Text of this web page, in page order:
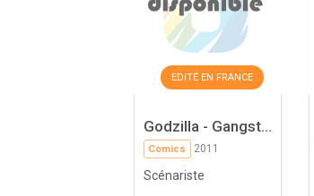
EDITÉ EN FRANCE
Godzilla - Gangst...
Comics 2011
Scénariste